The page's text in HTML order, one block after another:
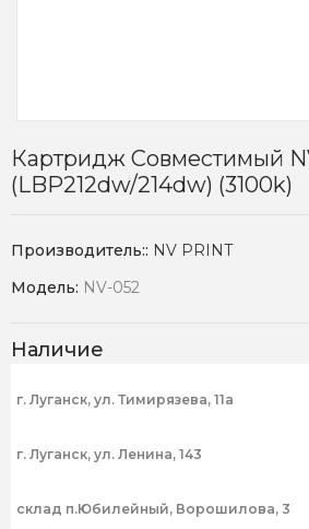
Картридж Совместимый
(LBP212dw/214dw) (3100k)
Производитель:: NV PRINT
Модель: NV-052
Наличие
г. Луганск, ул. Тимирязева, 11а
г. Луганск, ул. Ленина, 143
склад п.Юбилейный, Ворошилова, 3